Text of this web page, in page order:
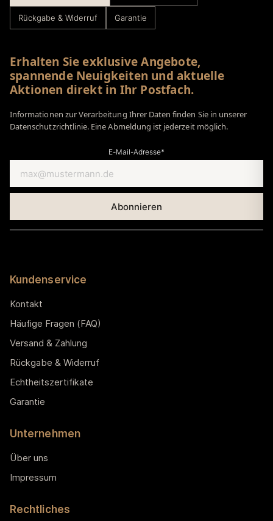
Rückgabe & Widerruf Garantie
Erhalten Sie exklusive Angebote,
spannende Neuigkeiten und aktuelle
Aktionen direkt in Ihr Postfach.
Informationen zur Verarbeitung Ihrer Daten finden Sie in unserer
Datenschutzrichtlinie. Eine Abmeldung ist jederzeit möglich.
E-Mail-Adresse*
Kundenservice
Kontakt
Häufige Fragen (FAQ)
Versand & Zahlung
Rückgabe & Widerruf
Echtheitszertifikate
Garantie
Unternehmen
Über uns
Impressum
Rechtliches